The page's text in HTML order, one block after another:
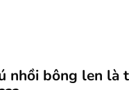
nhồi bông len là